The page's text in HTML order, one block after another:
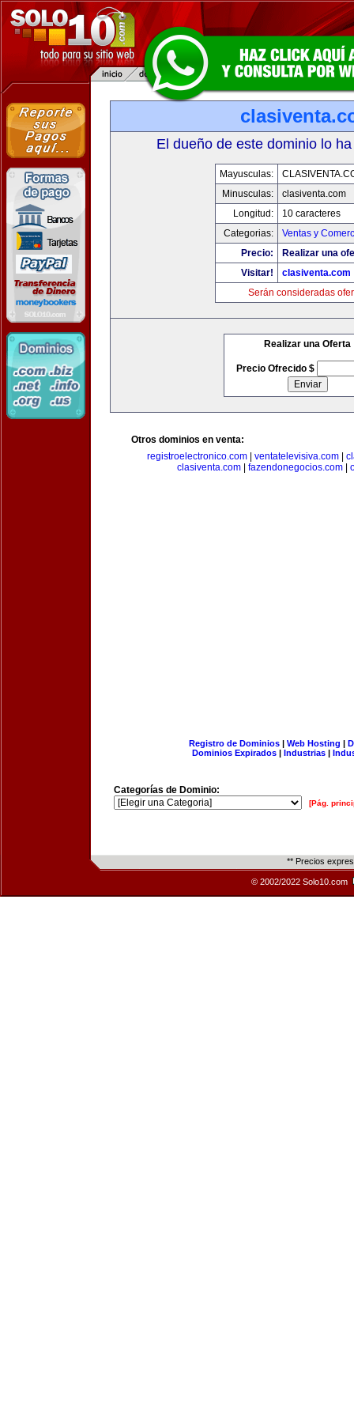
El dueño de este dominio lo
Mayusculas:
Minusculas:
clasiventa.com
Longitud:
10 caracteres
Categorias:
Ventas y
Precio:
Realizar una
Visitar!
clasiventa.com
Serán consideradas
Realizar una Oferta
Precio Ofrecido $
Otros dominios en venta:
registroelectronico.com
ventatelevisiva.com
clasiventa.com| fazendonegocios.com|
Registro de Dominios| Web Hosting |
Dominios Expirados | Industrias |
Categorías de Dominio:
[Pág.
** Precios
© 2002/2022 Solo10.com